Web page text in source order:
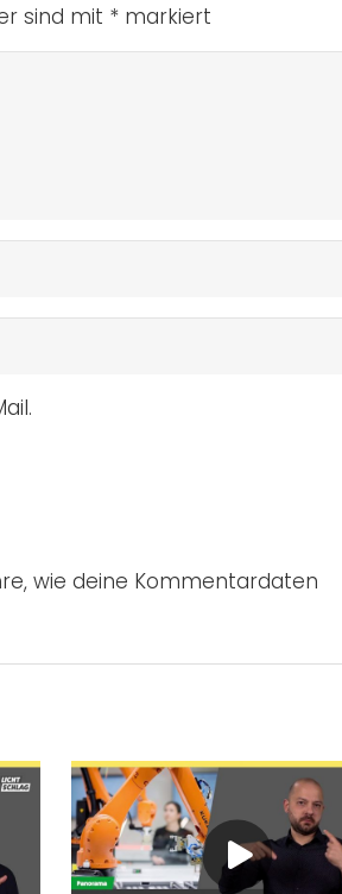
sind mit * markiert
wie deine Kommentardaten